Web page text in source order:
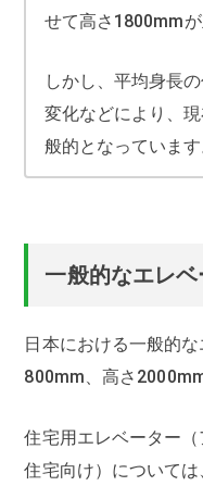
せて高さ1800mmが
しかし、平均身長
変化などにより、
般的となっています
一般的なエレ
日本における一般的
800mm、高さ2000mm
住宅用エレベーター
住宅向け）について